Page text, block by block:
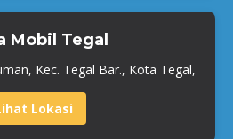
Mobil Tegal
Kec. Tegal Bar., Kota Tegal,
Lokasi